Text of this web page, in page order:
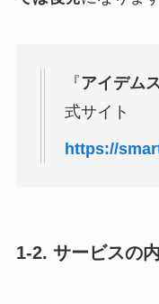
『アイデム
式サイト
https://
1-2. サービスの